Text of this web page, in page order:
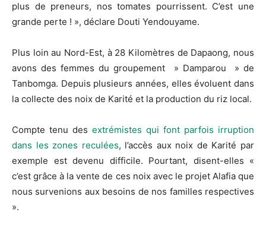
plus de preneurs, nos tomates pourrissent. C’est une
grande perte ! », déclare Douti Yendouyame.
Plus loin au Nord-Est, à 28 Kilomètres de Dapaong, nous
avons des femmes du groupement » Damparou » de
Tanbomga. Depuis plusieurs années, elles évoluent dans
la collecte des noix de Karité et la production du riz local.
Compte tenu des extrémistes qui font parfois irruption
dans les zones reculées, l’accès aux noix de Karité par
exemple est devenu difficile. Pourtant, disent-elles «
c’est grâce à la vente de ces noix avec le projet Alafia que
nous survenions aux besoins de nos familles respectives
».